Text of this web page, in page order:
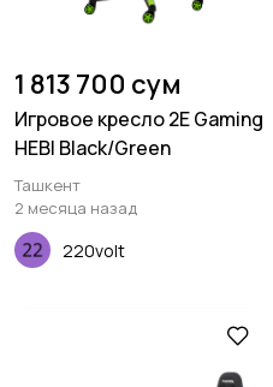
1 813 700 сум
Игровое кресло 2E Gaming
HEBI Black/Green
Ташкент
2 месяца назад
220volt